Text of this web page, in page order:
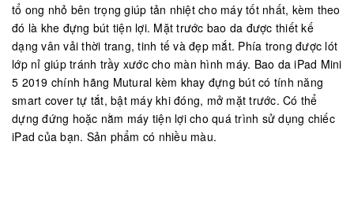
tổ ong nhỏ bên trọng giúp tản nhiệt cho máy tốt nhất, kèm theo
đó là khe đựng bút tiện lợi. Mặt trước bao da được thiết kế
dạng vân vải thời trang, tinh tế và đẹp mắt. Phía trong được lót
lớp nỉ giúp tránh trầy xước cho màn hình máy. Bao da iPad Mini
5 2019 chính hãng Mutural kèm khay đựng bút có tính năng
smart cover tự tắt, bật máy khi đóng, mở mặt trước. Có thể
dựng đứng hoặc nằm máy tiện lợi cho quá trình sử dụng chiếc
iPad của bạn. Sản phẩm có nhiều màu.